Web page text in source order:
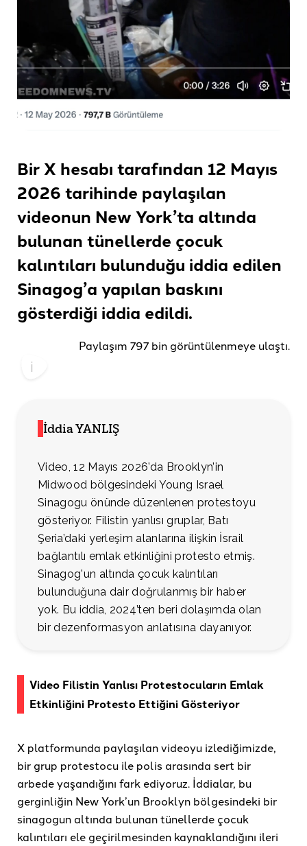
Bir X hesabı tarafından 12 Mayıs
2026 tarihinde paylaşılan
videonun New York’ta altında
bulunan tünellerde çocuk
kalıntıları bulunduğu iddia edilen
Sinagog’a yapılan baskını
gösterdiği iddia edildi.
Paylaşım 797 bin görüntülenmeye ulaştı.
İddia YANLIŞ
Video, 12 Mayıs 2026’da Brooklyn’in
Midwood bölgesindeki Young Israel
Sinagogu önünde düzenlenen protestoyu
gösteriyor. Filistin yanlısı gruplar, Batı
Şeria’daki yerleşim alanlarına ilişkin İsrail
bağlantılı emlak etkinliğini protesto etmiş.
Sinagog'un altında çocuk kalıntıları
bulunduğuna dair doğrulanmış bir haber
yok. Bu iddia, 2024’ten beri dolaşımda olan
bir dezenformasyon anlatısına dayanıyor.
Video Filistin Yanlısı Protestocuların Emlak
Etkinliğini Protesto Ettiğini Gösteriyor
X platformunda paylaşılan videoyu izlediğimizde,
bir grup protestocu ile polis arasında sert bir
arbede yaşandığını fark ediyoruz. İddialar, bu
gerginliğin New York’un Brooklyn bölgesindeki bir
sinagogun altında bulunan tünellerde çocuk
kalıntıları ele geçirilmesinden kaynaklandığını ileri